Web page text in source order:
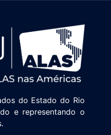
do Estado do Rio
e representando o